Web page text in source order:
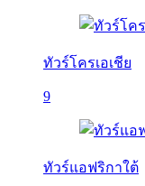
ทัวร์โครเอเชีย
9
ทัวร์แอฟริกาใต้